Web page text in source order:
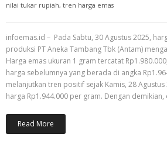
nilai tukar rupiah, tren harga emas
infoemas.id – Pada Sabtu, 30 Agustus 2025,
produksi PT Aneka Tambang Tbk (Antam)
Harga emas ukuran 1 gram tercatat
harga sebelumnya yang berada di angka
melanjutkan tren positif sejak Kamis, 28
harga Rp1.944.000 per gram. Dengan
Read More